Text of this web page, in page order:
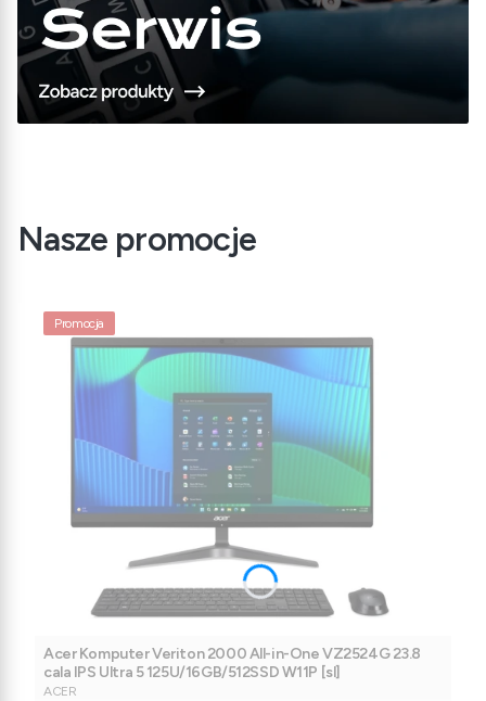
Nasze promocje
Promocja
Acer Komputer Veriton 2000 All-in-One VZ2524G 23.8
cala IPS Ultra 5 125U/16GB/512SSD W11P [sl]
PRODUCENT
ACER